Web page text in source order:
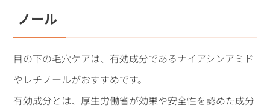
ノール
目の下の毛穴ケアは、有効成分であるナイアシンアミド
やレチノールがおすすめです。
有効成分とは、厚生労働省が効果や安全性を認めた成分